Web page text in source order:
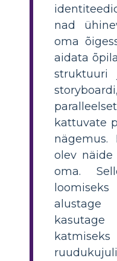
nad
oma
aidata
struktuuri
kattuvate
nägemus.
olev
oma.
alustage